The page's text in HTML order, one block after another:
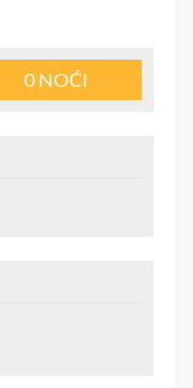
0NOĆI